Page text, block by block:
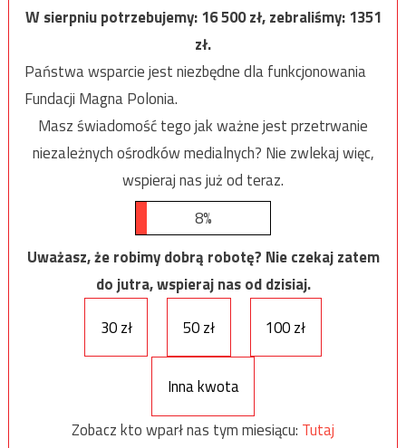
W sierpniu potrzebujemy:16 500zł, zebraliśmy:1351
zł.
Państwa wsparcie jest niezbędne dla funkcjonowania
Fundacji Magna Polonia.
Masz świadomość tego jak ważne jest przetrwanie
niezależnych ośrodków medialnych? Nie zwlekaj więc,
wspieraj nas już od teraz.
8%
Uważasz, że robimy dobrą robotę? Nie czekaj zatem
do jutra, wspieraj nas od dzisiaj.
30 zł
50 zł 100 zł
Inna kwota
Zobacz kto wparł nas tym miesiącu: Tutaj